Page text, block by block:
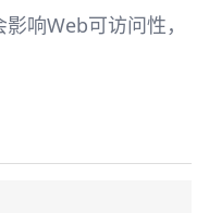
响Web可访问性，